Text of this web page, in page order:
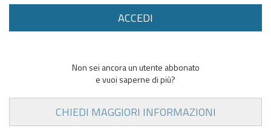
ACCEDI
Non sei ancora un utente abbonato
e vuoi saperne di più?
CHIEDI MAGGIORI INFORMAZIONI